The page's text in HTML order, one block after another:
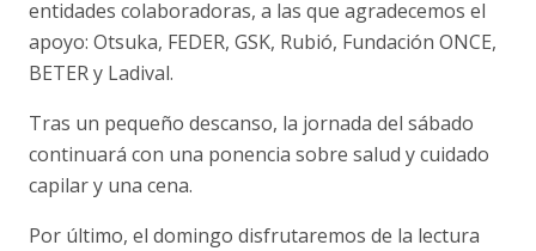
entidades colaboradoras, a las que agradecemos el
apoyo: Otsuka, FEDER, GSK, Rubió, Fundación ONCE,
BETER y Ladival.
Tras un pequeño descanso, la jornada del sábado
continuará con una ponencia sobre salud y cuidado
capilar y una cena.
Por último, el domingo disfrutaremos de la lectura